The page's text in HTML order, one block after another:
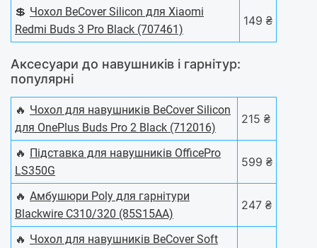
💲 Чохол BeCover Silicon для Xiaomi
Redmi Buds 3 Pro Black (707461)
149 ₴
Аксесуари до навушників і гарнітур:
популярні
🔥 Чохол для навушників BeCover Silicon
для OnePlus Buds Pro 2 Black (712016)
215 ₴
🔥 Підставка для навушників OfficePro
LS350G
599 ₴
🔥 Амбушюри Poly для гарнітури
Blackwire C310/320 (85S15AA)
247 ₴
🔥 Чохол для навушників BeCover Soft